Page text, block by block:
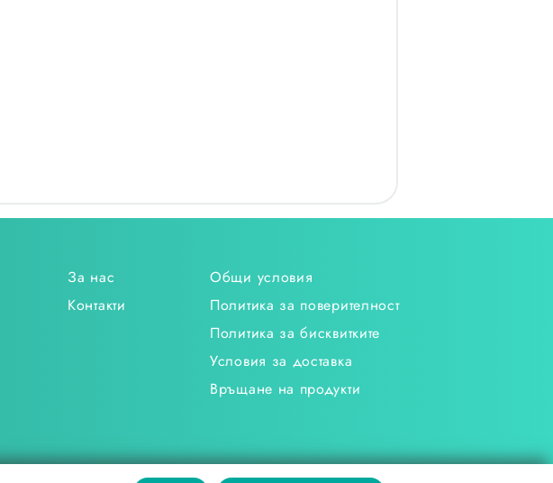
За нас
Контакти
Общи условия
Политика за поверителност
Политика за бисквитките
Условия за доставка
Връщане на продукти